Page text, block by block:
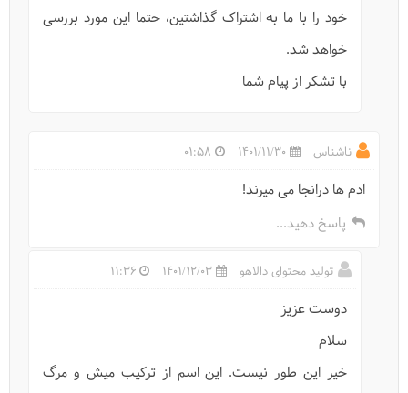
خود را با ما به اشتراک گذاشتین، حتما این مورد بررسی
خواهد شد.
با تشکر از پیام شما
ناشناس 1401/11/30
01:58
ادم ها درانجا می میرند!
پاسخ دهید...
تولید محتوای دالاهو 1401/12/03
11:36
دوست عزیز
سلام
خیر این طور نیست. این اسم از ترکیب میش و مرگ